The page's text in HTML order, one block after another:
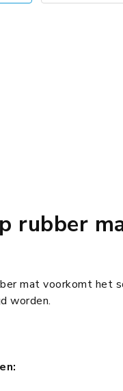
rubber
mat voorkomt het
worden.